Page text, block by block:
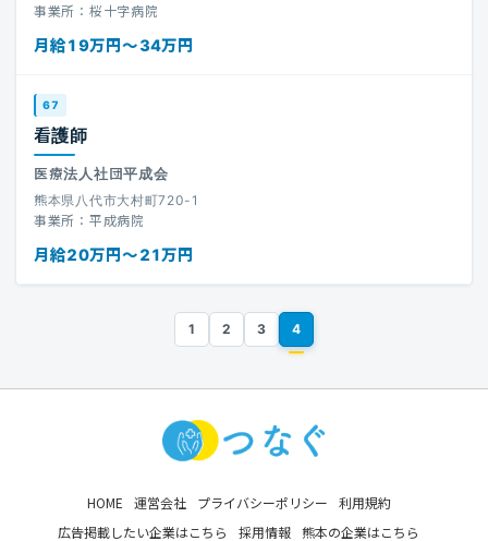
事業所：桜十字病院
月給19万円〜34万円
67
看護師
医療法人社団平成会
熊本県八代市大村町720-1
事業所：平成病院
月給20万円〜21万円
1 2 3 4
HOME 運営会社 プライバシーポリシー
利用規約
広告掲載したい企業はこちら
採用情報 熊本の企業はこちら